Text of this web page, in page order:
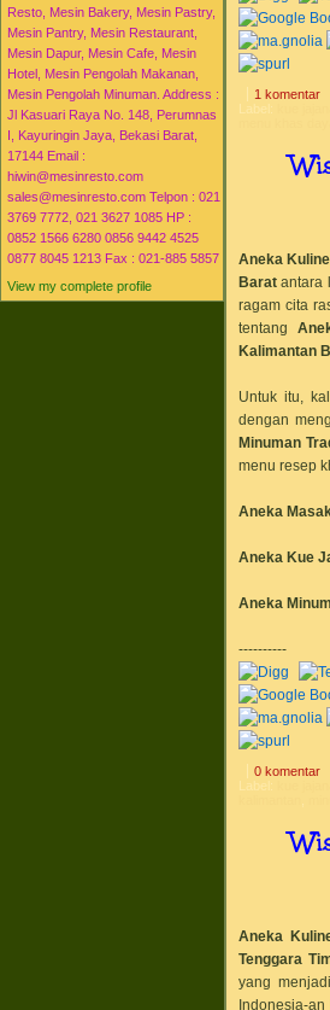
Resto, Mesin Bakery, Mesin Pastry,
Mesin Pantry, Mesin Restaurant,
Mesin Dapur, Mesin Cafe, Mesin
Hotel, Mesin Pengolah Makanan,
Mesin Pengolah Minuman. Address :
Jl Kasuari Raya No. 148, Perumnas
I, Kayuringin Jaya, Bekasi Barat,
17144 Email :
hiwin@mesinresto.com
sales@mesinresto.com Telpon : 021
3769 7772, 021 3627 1085 HP :
0852 1566 6280 0856 9442 4525
0877 8045 1213 Fax : 021-885 5857
View my complete profile
1 komentar
Label:
Aneka
Baratantara
ragam cita
tentang
Kalimantan
Untuk itu,
dengan
Minuman
menu resep
Aneka
Aneka Kue
Aneka
----------
0 komentar
Label:
Aneka
Tenggara
yang
Indonesia-